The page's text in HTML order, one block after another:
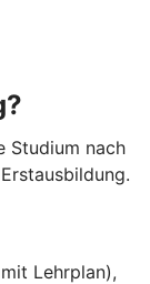
Studium nach
Lehrplan),